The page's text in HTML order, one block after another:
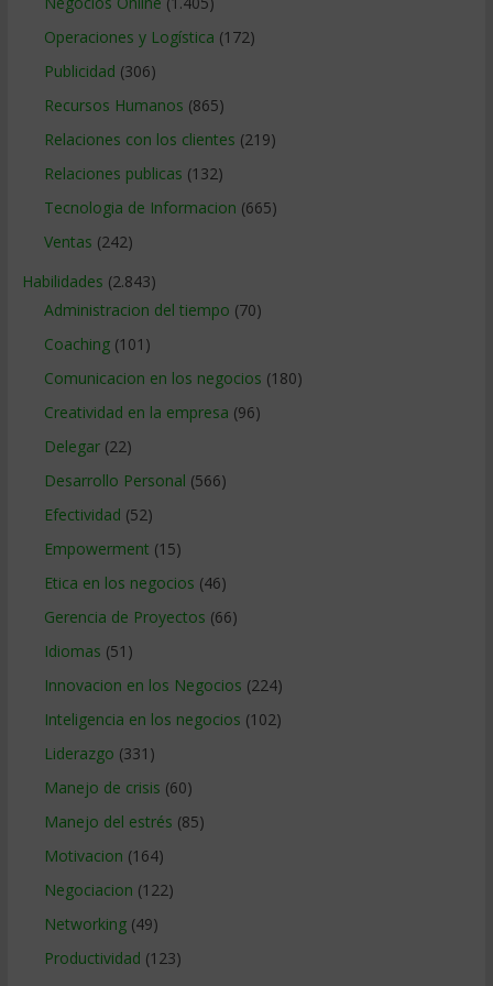
Operaciones y Logística (172)
Publicidad (306)
Recursos Humanos (865)
Relaciones con los clientes (219)
Relaciones publicas (132)
Tecnologia de Informacion (665)
Ventas (242)
Habilidades (2.843)
Administracion del tiempo (70)
Coaching(101)
Comunicacion en los negocios (180)
Creatividad en la empresa (96)
Delegar(22)
Desarrollo Personal (566)
Efectividad (52)
Empowerment (15)
Etica en los negocios (46)
Gerencia de Proyectos (66)
Idiomas (51)
Innovacion en los Negocios (224)
Inteligencia en los negocios (102)
Liderazgo (331)
Manejo de crisis (60)
Manejo del estrés (85)
Motivacion (164)
Negociacion (122)
Networking(49)
Productividad (123)